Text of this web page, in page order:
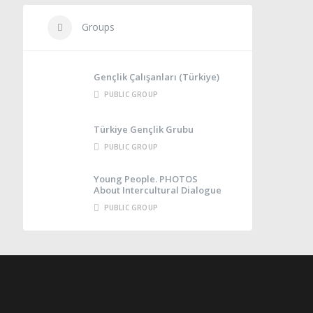
Groups
Gençlik Çalışanları (Türkiye)
PUBLIC GROUP
Türkiye Gençlik Grubu
PUBLIC GROUP
Young People. PHOTOS
About Intercultural Dialogue
PUBLIC GROUP